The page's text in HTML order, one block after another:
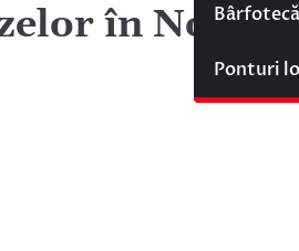
Bârfotecă
Ponturi
în